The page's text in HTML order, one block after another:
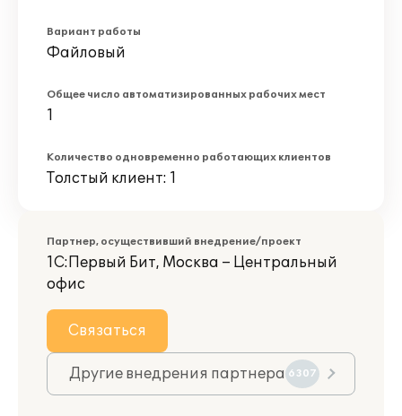
Вариант работы
Файловый
Общее число автоматизированных рабочих мест
1
Количество одновременно работающих клиентов
Толстый клиент: 1
Партнер, осуществивший внедрение/проект
1С:Первый Бит, Москва – Центральный
офис
Связаться
Другие внедрения партнера 6307